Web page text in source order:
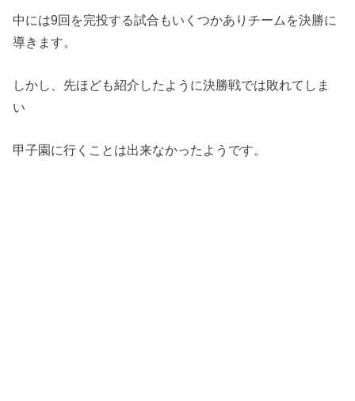
中には9回を完投する試合もいくつかありチームを決勝に
導きます。
しかし、先ほども紹介したように決勝戦では敗れてしま
い
甲子園に行くことは出来なかったようです。